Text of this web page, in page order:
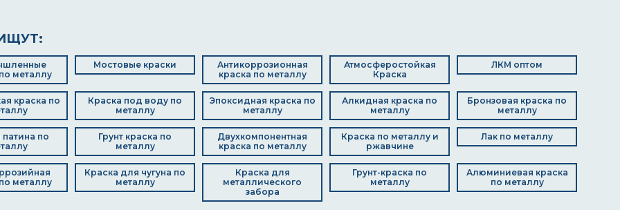
металлу
Мостовые краски
Антикоррозионная
краска по металлу
Атмосферостойкая
Краска
ЛКМ оптом
краска по
Краска под воду по
металлу
Эпоксидная краска по
металлу
Алкидная краска по
металлу
Бронзовая краска по
металлу
патина по
Грунт краска по
металлу
Двухкомпонентная
краска по металлу
Краска по металлу и
ржавчине
Лак по металлу
металлу
Краска для чугуна по
металлу
Краска для
металлического
забора
Грунт-краска по
металлу
Алюминиевая краска
по металлу